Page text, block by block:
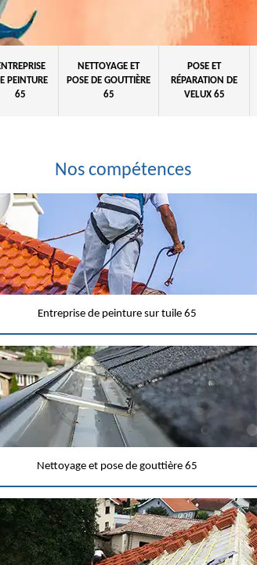
PEINTURE
65
NETTOYAGE ET
POSE DE GOUTTIÈRE
65
POSE ET
RÉPARATION DE
VELUX 65
Nos compétences
Entreprise de peinture sur tuile 65
Nettoyage et pose de gouttière 65